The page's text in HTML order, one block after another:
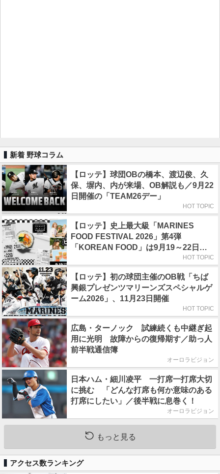
新着 野球コラム
【ロッテ】球団OBの橋本、渡辺俊、久
保、塀内、内が来場、OB解説も／9月22
日開催の「TEAM26デー」
HOT TOPIC
【ロッテ】史上最大級「MARINES
FOOD FESTIVAL 2026」第4弾
「KOREAN FOOD」は9月19～22日／
HOT TOPIC
【ロッテ】初の球団主催のOB戦「ちば
興銀プレゼンツマリーンズスペシャルゲ
ーム2026」、11月23日開催
HOT TOPIC
広島・ターノック 試練続くも中継ぎ起
用に光明 故障からの復帰期す／助っ人
前半戦通信簿
オーロラビジョン
日本ハム・細川凌平 一打席一打席大切
に挑む 「どんな打席も何か意味のある
打席にしたい」／後半戦に息巻く！
オーロラビジョン
もっと見る
アクセス数ランキング